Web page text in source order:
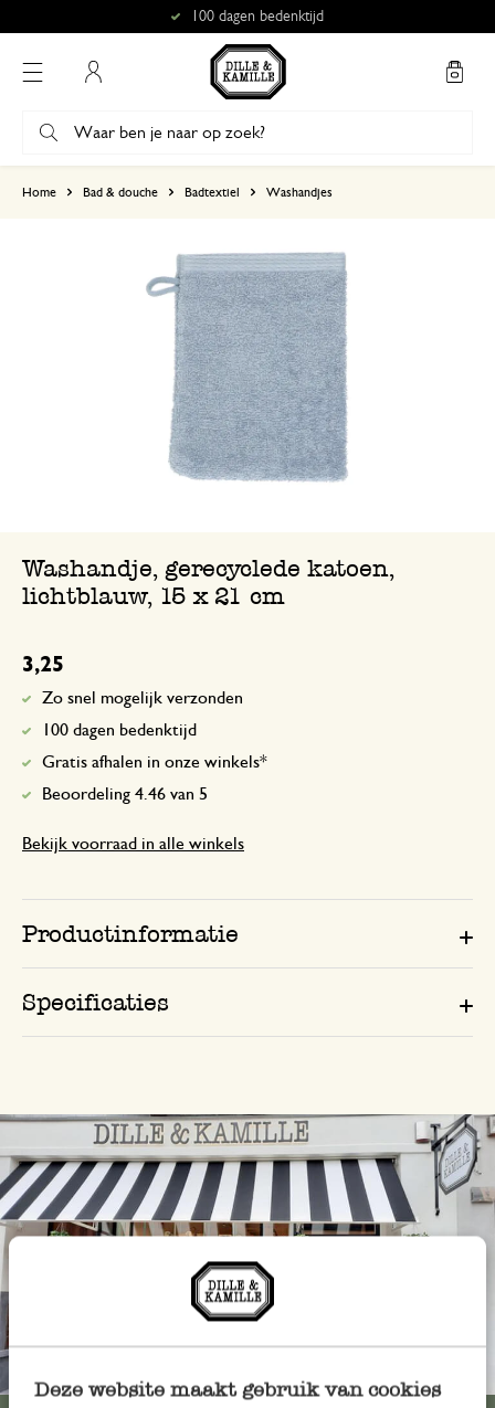
Deze website maakt gebruik van cookies
100 dagen bedenktijd
Home Bad & douche Badtextiel Washandjes
Washandje, gerecyclede katoen,
lichtblauw, 15 x 21 cm
3,25
Zo snel mogelijk verzonden
100 dagen bedenktijd
Gratis afhalen in onze winkels*
Beoordeling 4.46 van 5
Bekijk voorraad in alle winkels
Productinformatie
Specificaties
Altijd in de buurt